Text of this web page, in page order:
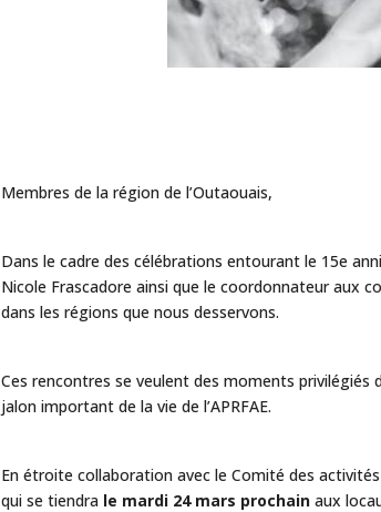
Membres de la région de l’Outaouais,
Dans le cadre des célébrations entourant le 15e
Nicole Frascadore ainsi que le coordonnateur aux
dans les régions que nous desservons.
Ces rencontres se veulent des moments privilégiés
jalon important de la vie de l’APRFAE.
En étroite collaboration avec le Comité des activités
qui se tiendra le mardi 24 mars prochainaux